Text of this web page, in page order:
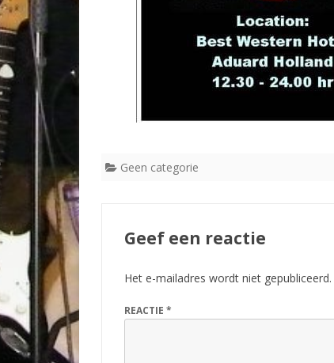
Geen categorie
Geef een reactie
Het e-mailadres wordt niet gepubliceerd.
REACTIE *